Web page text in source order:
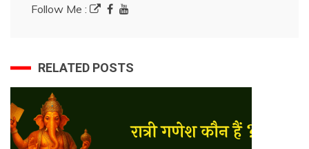
Follow Me :
RELATED POSTS